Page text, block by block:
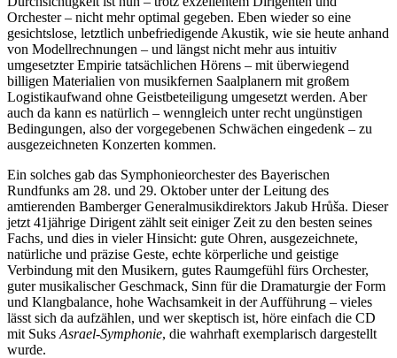
Orchester – nicht mehr optimal gegeben. Eben wieder so eine
gesichtslose, letztlich unbefriedigende Akustik, wie sie heute anhand
von Modellrechnungen – und längst nicht mehr aus intuitiv
umgesetzter Empirie tatsächlichen Hörens – mit überwiegend
billigen Materialien von musikfernen Saalplanern mit großem
Logistikaufwand ohne Geistbeteiligung umgesetzt werden. Aber
auch da kann es natürlich – wenngleich unter recht ungünstigen
Bedingungen, also der vorgegebenen Schwächen eingedenk – zu
ausgezeichneten Konzerten kommen.
Ein solches gab das Symphonieorchester des Bayerischen
Rundfunks am 28. und 29. Oktober unter der Leitung des
amtierenden Bamberger Generalmusikdirektors Jakub Hrůša. Dieser
jetzt 41jährige Dirigent zählt seit einiger Zeit zu den besten seines
Fachs, und dies in vieler Hinsicht: gute Ohren, ausgezeichnete,
natürliche und präzise Geste, echte körperliche und geistige
Verbindung mit den Musikern, gutes Raumgefühl fürs Orchester,
guter musikalischer Geschmack, Sinn für die Dramaturgie der Form
und Klangbalance, hohe Wachsamkeit in der Aufführung – vieles
lässt sich da aufzählen, und wer skeptisch ist, höre einfach die CD
mit Suks Asrael-Symphonie, die wahrhaft exemplarisch dargestellt
wurde.